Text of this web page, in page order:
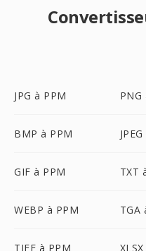
JPG à PPM PNG
BMP à PPM
GIF à PPM TXT
WEBP à PPM TGA
TIFF à PPM